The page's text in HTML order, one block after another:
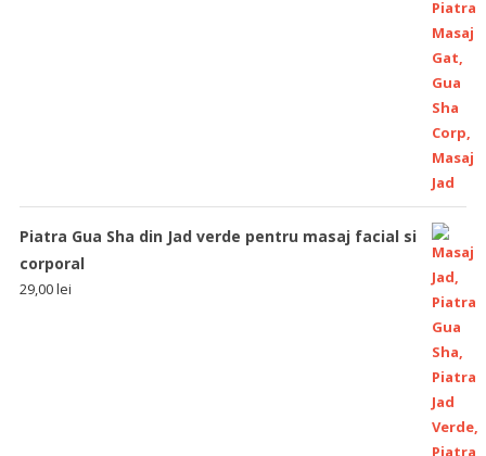
Piatra Gua Sha din Jad verde pentru masaj facial si
corporal
29,00lei